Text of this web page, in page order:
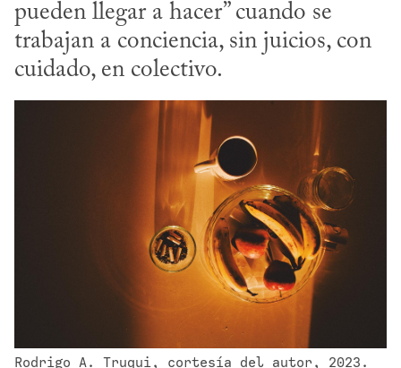
pueden llegar a hacer” cuando se
trabajan a conciencia, sin juicios, con
cuidado, en colectivo.
Rodrigo A. Truqui, cortesía del autor, 2023.